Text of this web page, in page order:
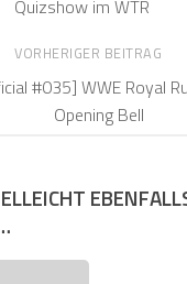
Quizshow im WTR
VORHERIGER BEITRAG
#035] WWE Royal
Opening Bell